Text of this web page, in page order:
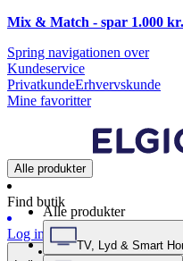
Mix & Match - spar 1.000
Spring navigationen over
Kundeservice
PrivatkundeErhvervskunde
Mine favoritter
Alle produkter
Find butik
Log ind
Alle produkter
TV, Lyd & Smart